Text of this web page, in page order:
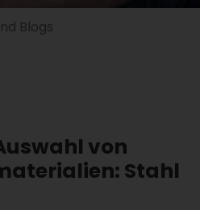
Blogs
von
Stahl